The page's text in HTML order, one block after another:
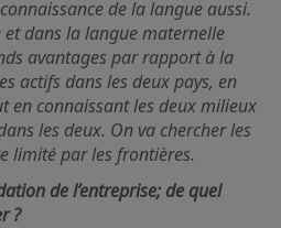
de la langue aussi.
dans la langue maternelle
avantages par rapport à la
actifs dans les deux pays, en
en connaissant les deux milieux
les deux. On va chercher les
limité par les frontières.
de l’entreprise; de quel
?